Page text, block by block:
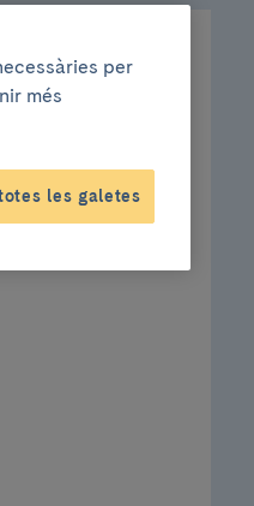
per
més
les galetes